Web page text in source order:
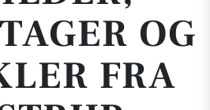
OG
FRA